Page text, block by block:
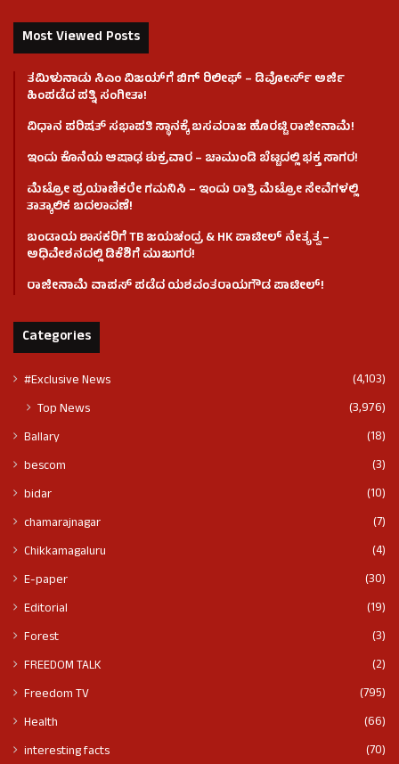
Most Viewed Posts
ತಮಿಳುನಾಡು ಸಿಎಂ ವಿಜಯ್‌ಗೆ ಬಿಗ್ ರಿಲೀಫ್ – ಡಿವೋರ್ಸ್ ಅರ್ಜಿ
ಹಿಂಪಡೆದ ಪತ್ನಿ ಸಂಗೀತಾ!
ವಿಧಾನ ಪರಿಷತ್ ಸಭಾಪತಿ ಸ್ಥಾನಕ್ಕೆ ಬಸವರಾಜ ಹೊರಟ್ಟಿ ರಾಜೀನಾಮೆ!
ಇಂದು ಕೊನೆಯ ಆಷಾಢ ಶುಕ್ರವಾರ – ಚಾಮುಂಡಿ ಬೆಟ್ಟದಲ್ಲಿ ಭಕ್ತ ಸಾಗರ!
ಮೆಟ್ರೋ ಪ್ರಯಾಣಿಕರೇ ಗಮನಿಸಿ – ಇಂದು ರಾತ್ರಿ ಮೆಟ್ರೋ ಸೇವೆಗಳಲ್ಲಿ
ತಾತ್ಕಾಲಿಕ ಬದಲಾವಣೆ!
ಬಂಡಾಯ ಶಾಸಕರಿಗೆ TB ಜಯಚಂದ್ರ & HK ಪಾಟೀಲ್ ನೇತೃತ್ವ –
ಅಧಿವೇಶನದಲ್ಲಿ ಡಿಕೆಶಿಗೆ ಮುಜುಗರ!
ರಾಜೀನಾಮೆ ವಾಪಸ್ ಪಡೆದ ಯಶವಂತರಾಯಗೌಡ ಪಾಟೀಲ್‌!
Categories
#Exclusive News (4,103)
Top News (3,976)
Ballary
(18)
bescom
(3)
bidar
(10)
chamarajnagar
(7)
Chikkamagaluru
(4)
E-paper
(30)
Editorial
(19)
Forest
(3)
FREEDOM TALK
(2)
Freedom TV
(795)
Health
(66)
interesting facts
(70)